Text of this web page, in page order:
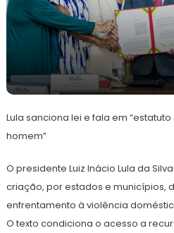
20
junho
de
Redação
Lula sanciona lei e fala em
homem”
O presidente Luiz Inácio Lula da
criação, por estados e municípios,
enfrentamento à violência
O texto condiciona o acesso a